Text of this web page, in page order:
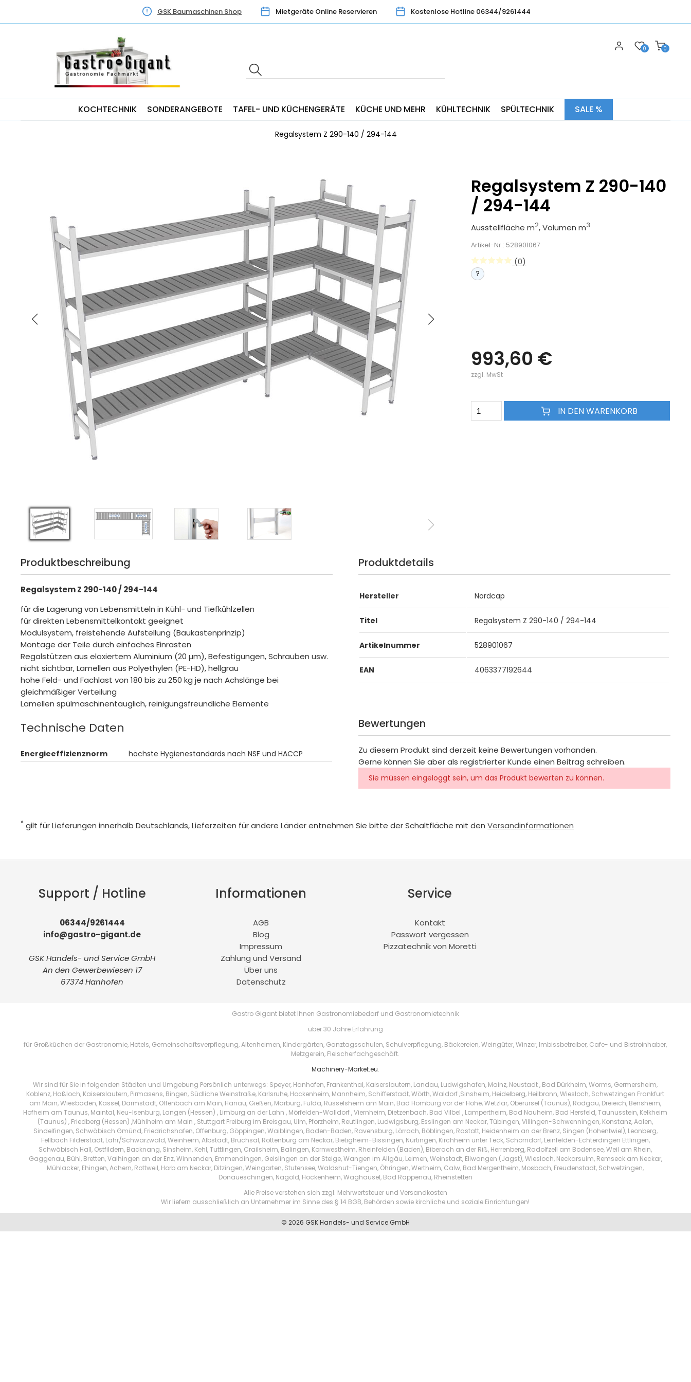
GSK Baumaschinen Shop Mietgeräte Online Reservieren Kostenlose Hotline 06344/9261444
0
0
KOCHTECHNIK SONDERANGEBOTE TAFEL- UND KÜCHENGERÄTE KÜCHE UND MEHR KÜHLTECHNIK SPÜLTECHNIK SALE %
Regalsystem Z 290-140 / 294-144
Regalsystem Z 290-140
/ 294-144
Ausstellfläche m2, Volumen m3
Artikel-Nr.: 528901067
(0)
?
993,60 €
zzgl. MwSt
IN DEN WARENKORB
Produktbeschreibung
Regalsystem Z 290-140 / 294-144
für die Lagerung von Lebensmitteln in Kühl- und Tiefkühlzellen
für direkten Lebensmittelkontakt geeignet
Modulsystem, freistehende Aufstellung (Baukastenprinzip)
Montage der Teile durch einfaches Einrasten
Regalstützen aus eloxiertem Aluminium (20 µm), Befestigungen, Schrauben usw.
nicht sichtbar, Lamellen aus Polyethylen (PE-HD), hellgrau
hohe Feld- und Fachlast von 180 bis zu 250 kg je nach Achslänge bei
gleichmäßiger Verteilung
Lamellen spülmaschinentauglich, reinigungsfreundliche Elemente
Technische Daten
Energieeffizienznorm höchste Hygienestandards nach NSF und HACCP
Produktdetails
Hersteller Nordcap
Titel Regalsystem Z 290-140 / 294-144
Artikelnummer 528901067
EAN 4063377192644
Bewertungen
Zu diesem Produkt sind derzeit keine Bewertungen vorhanden.
Gerne können Sie aber als registrierter Kunde einen Beitrag schreiben.
Sie müssen eingeloggt sein, um das Produkt bewerten zu können.
* gilt für Lieferungen innerhalb Deutschlands, Lieferzeiten für andere Länder entnehmen Sie bitte der Schaltfläche mit denVersandinformationen
Support / Hotline
06344/9261444
info@gastro-gigant.de
GSK Handels- und Service GmbH
An den Gewerbewiesen 17
67374 Hanhofen
Informationen
AGB
Blog
Impressum
Zahlung und Versand
Über uns
Datenschutz
Service
Kontakt
Passwort vergessen
Pizzatechnik von Moretti
Gastro Gigant bietet Ihnen Gastronomiebedarf und Gastronomietechnik
über 30 Jahre Erfahrung
für Großküchen der Gastronomie, Hotels, Gemeinschaftsverpflegung, Altenheimen, Kindergärten, Ganztagsschulen, Schulverpflegung, Bäckereien, Weingüter, Winzer, Imbissbetreiber, Cafe- und Bistroinhaber,
Metzgerein, Fleischerfachgeschäft.
Machinery-Market.eu.
Wir sind für Sie in folgenden Städten und Umgebung Persönlich unterwegs: Speyer, Hanhofen, Frankenthal, Kaiserslautern, Landau, Ludwigshafen, Mainz, Neustadt , Bad Dürkheim, Worms, Germersheim,
Koblenz, Haßloch, Kaiserslautern, Pirmasens, Bingen, Südliche Weinstraße, Karlsruhe, Hockenheim, Mannheim, Schifferstadt, Wörth, Waldorf ,Sinsheim, Heidelberg, Heilbronn, Wiesloch, Schwetzingen Frankfurt
am Main, Wiesbaden, Kassel, Darmstadt, Offenbach am Main, Hanau, Gießen, Marburg, Fulda, Rüsselsheim am Main, Bad Homburg vor der Höhe, Wetzlar, Oberursel (Taunus), Rodgau, Dreieich, Bensheim,
Hofheim am Taunus, Maintal, Neu-Isenburg, Langen (Hessen) , Limburg an der Lahn , Mörfelden-Walldorf , Viernheim, Dietzenbach, Bad Vilbel , Lampertheim, Bad Nauheim, Bad Hersfeld, Taunusstein, Kelkheim
(Taunus) , Friedberg (Hessen) ,Mühlheim am Main , Stuttgart Freiburg im Breisgau, Ulm, Pforzheim, Reutlingen, Ludwigsburg, Esslingen am Neckar, Tübingen, Villingen-Schwenningen, Konstanz, Aalen,
Sindelfingen, Schwäbisch Gmünd, Friedrichshafen, Offenburg, Göppingen, Waiblingen, Baden-Baden, Ravensburg, Lörrach, Böblingen, Rastatt, Heidenheim an der Brenz, Singen (Hohentwiel), Leonberg,
Fellbach Filderstadt, Lahr/Schwarzwald, Weinheim, Albstadt, Bruchsal, Rottenburg am Neckar, Bietigheim-Bissingen, Nürtingen, Kirchheim unter Teck, Schorndorf, Leinfelden-Echterdingen Ettlingen,
Schwäbisch Hall, Ostfildern, Backnang, Sinsheim, Kehl, Tuttlingen, Crailsheim, Balingen, Kornwestheim, Rheinfelden (Baden), Biberach an der Riß, Herrenberg, Radolfzell am Bodensee, Weil am Rhein,
Gaggenau, Bühl, Bretten, Vaihingen an der Enz, Winnenden, Emmendingen, Geislingen an der Steige, Wangen im Allgäu, Leimen, Weinstadt, Ellwangen (Jagst), Wiesloch, Neckarsulm, Remseck am Neckar,
Mühlacker, Ehingen, Achern, Rottweil, Horb am Neckar, Ditzingen, Weingarten, Stutensee, Waldshut-Tiengen, Öhringen, Wertheim, Calw, Bad Mergentheim, Mosbach, Freudenstadt, Schwetzingen,
Donaueschingen, Nagold, Hockenheim, Waghäusel, Bad Rappenau, Rheinstetten
Alle Preise verstehen sich zzgl. Mehrwertsteuer und Versandkosten
Wir liefern ausschließlich an Unternehmer im Sinne des § 14 BGB, Behörden sowie kirchliche und soziale Einrichtungen!
© 2026 GSK Handels- und Service GmbH